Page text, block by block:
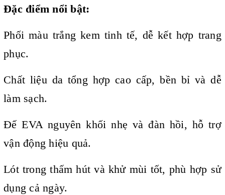
Đặc điểm nổi bật:
Phối màu trắng kem tinh tế, dễ kết hợp trang
phục.
Chất liệu da tổng hợp cao cấp, bền bỉ và dễ
làm sạch.
Đế EVA nguyên khối nhẹ và đàn hồi, hỗ trợ
vận động hiệu quả.
Lót trong thấm hút và khử mùi tốt, phù hợp sử
dụng cả ngày.